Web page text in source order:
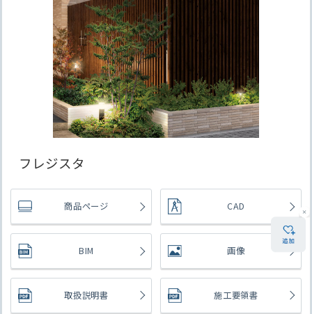
フレジスタ
商品ページ CAD
BIM 画像
取扱説明書 施工要領書